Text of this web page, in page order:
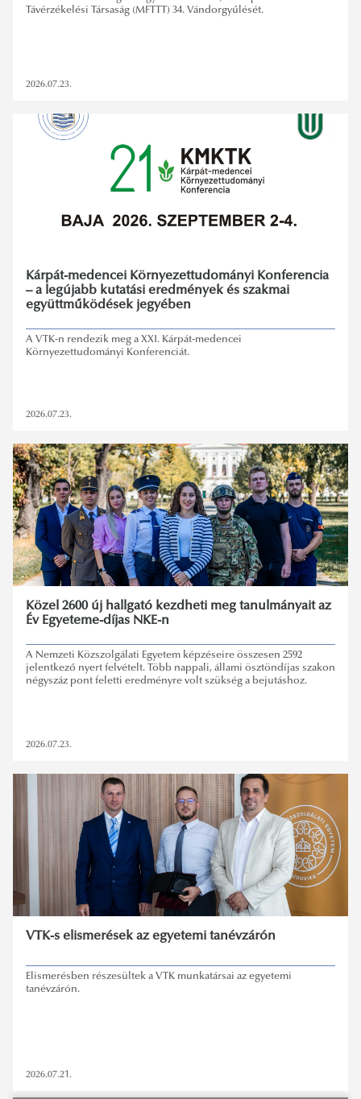
Távérzékelési Társaság (MFTTT) 34. Vándorgyűlését.
2026.07.23.
Kárpát-medencei Környezettudományi Konferencia
– a legújabb kutatási eredmények és szakmai
együttműködések jegyében
A VTK-n rendezik meg a XXI. Kárpát-medencei
Környezettudományi Konferenciát.
2026.07.23.
Közel 2600 új hallgató kezdheti meg tanulmányait az
Év Egyeteme-díjas NKE-n
A Nemzeti Közszolgálati Egyetem képzéseire összesen 2592
jelentkező nyert felvételt. Több nappali, állami ösztöndíjas szakon
négyszáz pont feletti eredményre volt szükség a bejutáshoz.
2026.07.23.
VTK-s elismerések az egyetemi tanévzárón
Elismerésben részesültek a VTK munkatársai az egyetemi
tanévzárón.
2026.07.21.